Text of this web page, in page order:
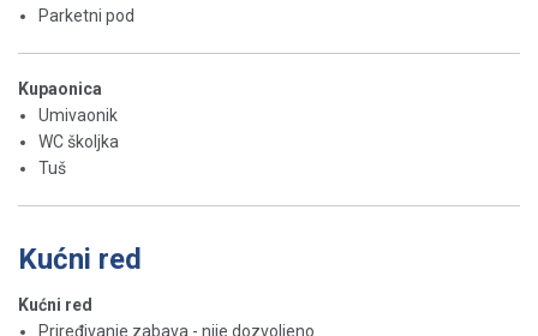
Parketni pod
Kupaonica
Umivaonik
WC školjka
Tuš
Kućni red
Kućni red
Priređivanje zabava - nije dozvoljeno